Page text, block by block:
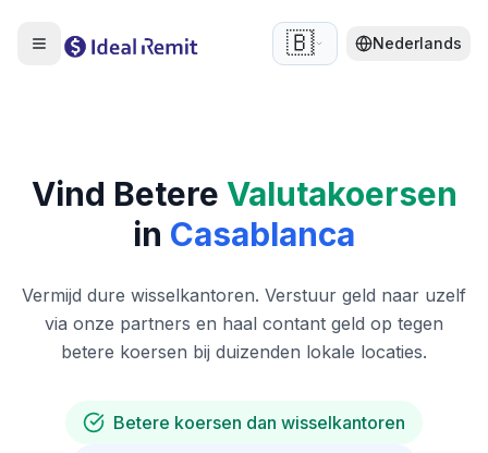
🇧🇪 Nederlands
Vind Betere Valutakoersen
in Casablanca
Vermijd dure wisselkantoren. Verstuur geld naar uzelf
via onze partners en haal contant geld op tegen
betere koersen bij duizenden lokale locaties.
Betere koersen dan wisselkantoren